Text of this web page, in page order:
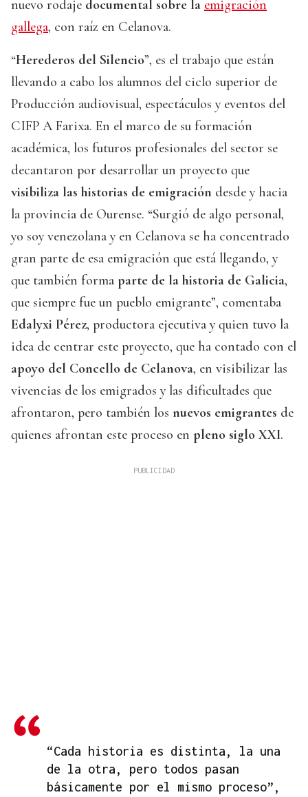
nuevo rodaje documental sobre la emigración
gallega, con raíz en Celanova.
“Herederos del Silencio”, es el trabajo que están
llevando a cabo los alumnos del ciclo superior de
Producción audiovisual, espectáculos y eventos del
CIFP A Farixa. En el marco de su formación
académica, los futuros profesionales del sector se
decantaron por desarrollar un proyecto que
visibiliza las historias de emigración desde y hacia
la provincia de Ourense. “Surgió de algo personal,
yo soy venezolana y en Celanova se ha concentrado
gran parte de esa emigración que está llegando, y
que también forma parte de la historia de Galicia,
que siempre fue un pueblo emigrante”, comentaba
Edalyxi Pérez, productora ejecutiva y quien tuvo la
idea de centrar este proyecto, que ha contado con el
apoyo del Concello de Celanova, en visibilizar las
vivencias de los emigrados y las dificultades que
afrontaron, pero también los nuevos emigrantes de
quienes afrontan este proceso en pleno siglo XXI.
“Cada historia es distinta, la una
de la otra, pero todos pasan
básicamente por el mismo proceso”,